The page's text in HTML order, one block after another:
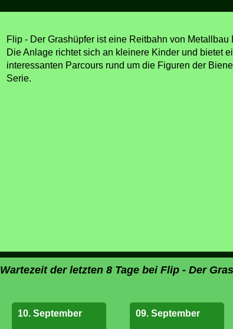
Flip - Der Grashüpfer ist eine Reitbahn von Metallbau
Die Anlage richtet sich an kleinere Kinder und bietet
interessanten Parcours rund um die Figuren der
Serie.
Wartezeit der letzten 8 Tage bei Flip - Der
10. September 09. September